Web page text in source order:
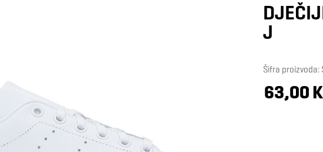
J
Šifra proizvoda:
63,00